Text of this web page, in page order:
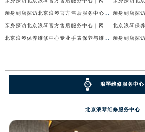
浪琴维修服务中心
北京浪琴维修服务中心